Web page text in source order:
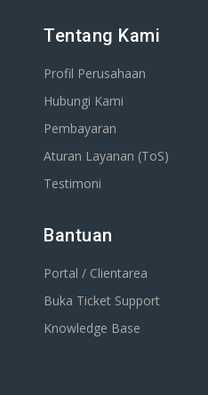
Tentang Kami
Profil Perusahaan
Hubungi Kami
Pembayaran
Aturan Layanan (ToS)
Testimoni
Bantuan
Portal / Clientarea
Buka Ticket Support
Knowledge Base